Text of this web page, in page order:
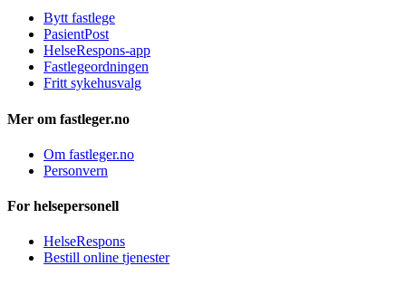
Bytt fastlege
PasientPost
HelseRespons-app
Fastlegeordningen
Fritt sykehusvalg
Mer om fastleger.no
Om fastleger.no
Personvern
For helsepersonell
HelseRespons
Bestill online tjenester